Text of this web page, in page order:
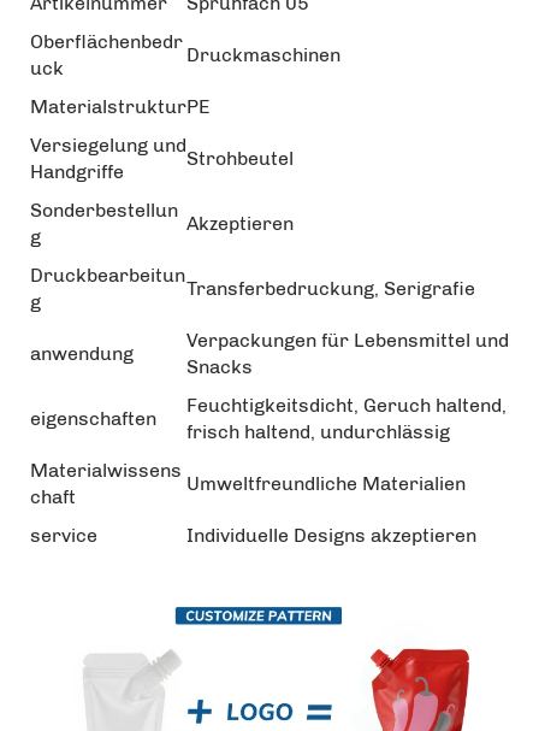
Oberflächenbedr
uck
Druckmaschinen
MaterialstrukturPE
Versiegelung und
Handgriffe
Strohbeutel
Sonderbestellun
g
Akzeptieren
Druckbearbeitun
g
Transferbedruckung, Serigrafie
anwendung
Verpackungen für Lebensmittel und
Snacks
eigenschaften
Feuchtigkeitsdicht, Geruch haltend,
frisch haltend, undurchlässig
Materialwissens
chaft
Umweltfreundliche Materialien
service Individuelle Designs akzeptieren